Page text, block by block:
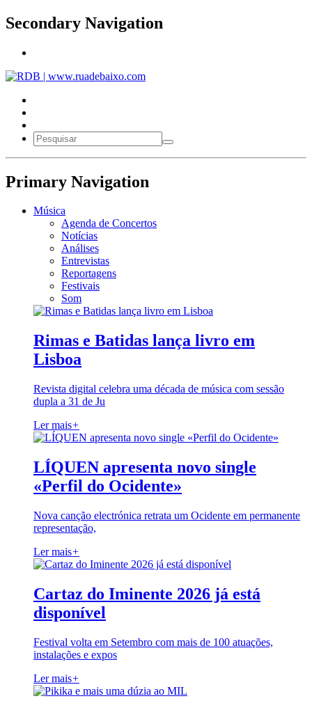
Secondary Navigation
Primary Navigation
Música
Agenda de Concertos
Notícias
Análises
Entrevistas
Reportagens
Festivais
Som
Rimas e Batidas lança livro em
Lisboa
Revista digital celebra uma década de música com sessão
dupla a 31 de Ju
Ler mais+
LÍQUEN apresenta novo single
«Perfil do Ocidente»
Nova canção electrónica retrata um Ocidente em permanente
representação,
Ler mais+
Cartaz do Iminente 2026 já está
disponível
Festival volta em Setembro com mais de 100 atuações,
instalações e expos
Ler mais+